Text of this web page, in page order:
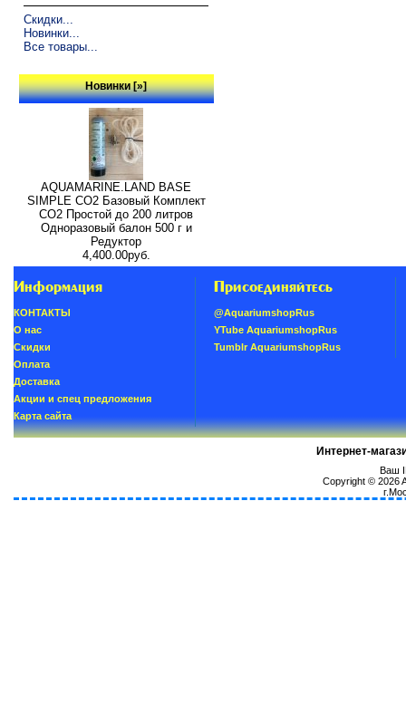
Скидки...
Новинки...
Все товары...
Новинки [»]
AQUAMARINE.LAND BASE
SIMPLE СО2 Базовый Комплект
СО2 Простой до 200 литров
Одноразовый балон 500 г и
Редуктор
4,400.00руб.
Информация
КОНТАКТЫ
О нас
Скидки
Oплатa
Доставка
Акции и спец предложения
Карта сайта
Присоединяйтесь
@AquariumshopRus
YTube AquariumshopRus
Tumblr AquariumshopRus
Интернет-
Ваш
Copyright © 2026